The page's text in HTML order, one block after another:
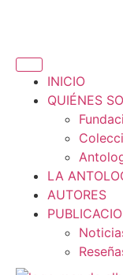
INICIO
QUIÉNES
LA
AUTORES